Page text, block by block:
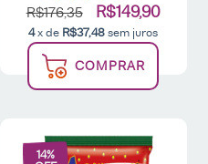
R$176,35 R$149,90
4x de R$37,48sem juros
COMPRAR
14%